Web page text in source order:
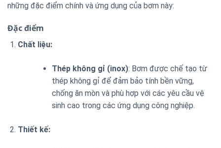
những đặc điểm chính và ứng dụng của bơm này:
Đặc điểm
Chất liệu:
Thép không gỉ (inox): Bơm được chế tạo từ
thép không gỉ để đảm bảo tính bền vững,
chống ăn mòn và phù hợp với các yêu cầu vệ
sinh cao trong các ứng dụng công nghiệp.
Thiết kế: